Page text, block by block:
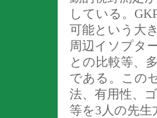
している。
可能という大
周辺イソプタ
との比較等、
である。この
法、有用性、
等を3人の先